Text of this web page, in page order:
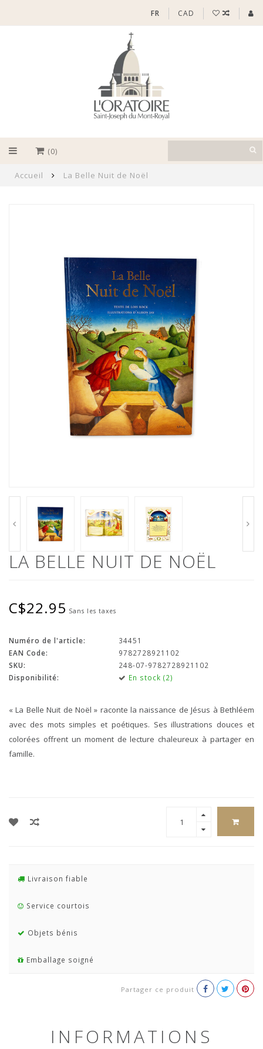
FR CAD
(0)
Accueil La Belle Nuit de Noël
LA BELLE NUIT DE NOËL
C$22.95 Sans les taxes
Numéro de l'article:
34451
EAN Code:
9782728921102
SKU:
248-07-9782728921102
Disponibilité:
En stock (2)
« La Belle Nuit de Noël » raconte la naissance de Jésus à Bethléem
avec des mots simples et poétiques. Ses illustrations douces et
colorées offrent un moment de lecture chaleureux à partager en
famille.
Livraison fiable
Service courtois
Objets bénis
Emballage soigné
Partager ce produit
INFORMATIONS